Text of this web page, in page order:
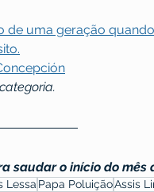
de uma geração
saudar o início do mês
Lessa Papa PoluiçãoAssis